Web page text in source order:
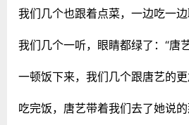
我们几个也跟着点菜，一边吃一
我们几个一听，眼睛都绿了：“唐
一顿饭下来，我们几个跟唐艺的
吃完饭，唐艺带着我们去了她说